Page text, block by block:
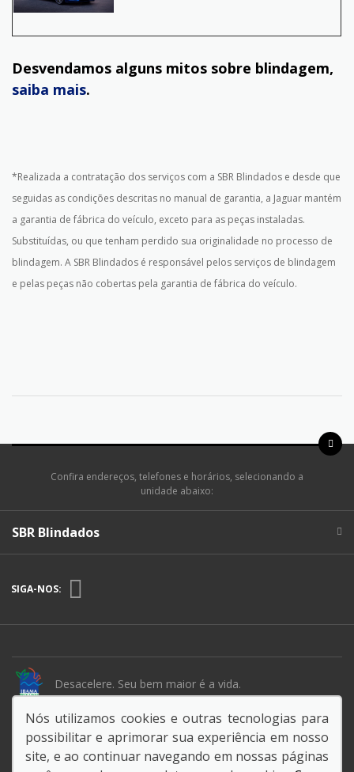
Desvendamos alguns mitos sobre blindagem,
saiba mais.
*Realizada a contratação dos serviços com a SBR Blindados e desde que
seguidas as condições descritas no manual de garantia, a Jaguar mantém
a garantia de fábrica do veículo, exceto para as peças instaladas.
Substituídas, ou que tenham perdido sua originalidade no processo de
blindagem. A SBR Blindados é responsável pelos serviços de blindagem
e pelas peças não cobertas pela garantia de fábrica do veículo.
Confira endereços, telefones e horários, selecionando a
unidade abaixo:
SBR Blindados
SIGA-NOS:
Desacelere. Seu bem maior é a vida.
Nós utilizamos cookies e outras tecnologias para
possibilitar e aprimorar sua experiência em nosso
site, e ao continuar navegando em nossas páginas